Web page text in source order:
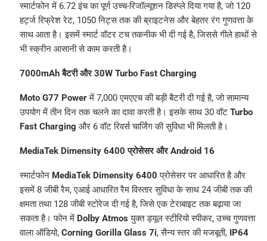
स्मार्टफोन में 6.72 इंच का पूर्ण उच्च-रिजॉल्यूशन डिस्प्ले दिया गया है, जो 120
हर्ट्ज रिफ्रेश रेट, 1050 निट्स तक की ब्राइटनेस और बेहतर रंग गुणवत्ता के
साथ आता है। इसमें स्मार्ट वॉटर टच तकनीक भी दी गई है, जिससे गीले हाथों से
भी स्क्रीन आसानी से काम करती है।
7000mAh बैटरी और 30W Turbo Fast Charging
Moto G77 Powerमें 7,000 एमएएच की बड़ी बैटरी दी गई है, जो सामान्य
उपयोग में तीन दिन तक चलने का दावा करती है। इसके साथ 30 वॉट Turbo
Fast Charging और 6 वॉट रिवर्स चार्जिंग की सुविधा भी मिलती है।
MediaTek Dimensity 6400 प्रोसेसर और Android 16
स्मार्टफोन MediaTek Dimensity 6400 प्रोसेसर पर आधारित है और
इसमें 8 जीबी रैम, एआई आधारित रैम विस्तार सुविधा के साथ 24 जीबी तक की
क्षमता तथा 128 जीबी स्टोरेज दी गई है, जिसे एक टेराबाइट तक बढ़ाया जा
सकता है। फोन में Dolby Atmos युक्त ड्यूल स्टीरियो स्पीकर, उच्च गुणवत्ता
वाला ऑडियो, Corning Gorilla Glass 7i, सैन्य स्तर की मजबूती,
IP64